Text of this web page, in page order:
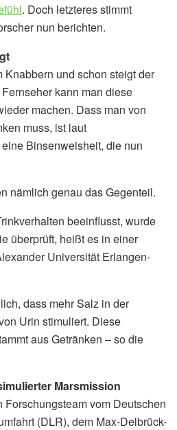
. Doch letzteres stimmt
nun berichten.
und schon steigt der
kann man diese
machen. Dass man von
muss, ist laut
Binsenweisheit, die nun
nämlich genau das Gegenteil.
beeinflusst, wurde
überprüft, heißt es in einer
Universität Erlangen-
dass mehr Salz in der
Urin stimuliert. Diese
aus Getränken – so die
Marsmission
Forschungsteam vom Deutschen
(DLR), dem Max-Delbrück-